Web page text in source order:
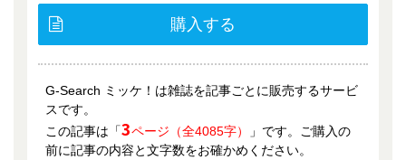
購入する
G-Search ミッケ！は雑誌を記事ごとに販売するサービ
スです。
この記事は「3ページ（全4085字）
」です。ご購入の
前に記事の内容と文字数をお確かめください。